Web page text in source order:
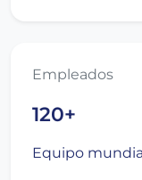
Empleados
120+
Equipo mundial